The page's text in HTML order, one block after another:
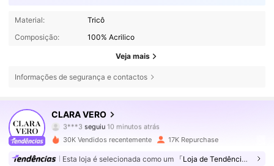
Material:
Tricô
Composição:
100% Acrilico
Veja mais
Informações de segurança e contactos
CLARA VERO
3***3 seguiu 10 minutos atrás
b***1está a navegar
4,71
62K Seguidores
30K Vendidos recentemente 17K Repurchase
Esta loja é selecionada como um 「Loja de Tendências」